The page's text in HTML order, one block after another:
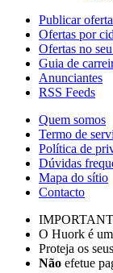
Publicar oferta
Ofertas por
Ofertas no
Guia de
Anunciantes
RSS Feeds
Quem somos
Termo de
Política de
Dúvidas
Mapa do sítio
Contacto
O Huork é
Proteja os
Não efetue